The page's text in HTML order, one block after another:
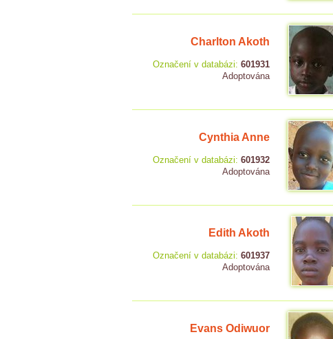
Charlton Akoth
Označení v databázi: 601931
Adoptována
Cynthia Anne
Označení v databázi: 601932
Adoptována
Edith Akoth
Označení v databázi: 601937
Adoptována
Evans Odiwuor